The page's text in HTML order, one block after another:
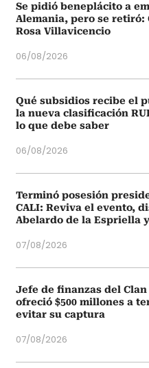
Se pidió beneplácito a
Alemania, pero se retiró:
Rosa Villavicencio
06/08/2026
Qué subsidios recibe el
la nueva clasificación
lo que debe saber
06/08/2026
Terminó posesión
CALI: Reviva el evento,
Abelardo de la Espriella
07/08/2026
Jefe de finanzas del
ofreció $500 millones a
evitar su captura
07/08/2026